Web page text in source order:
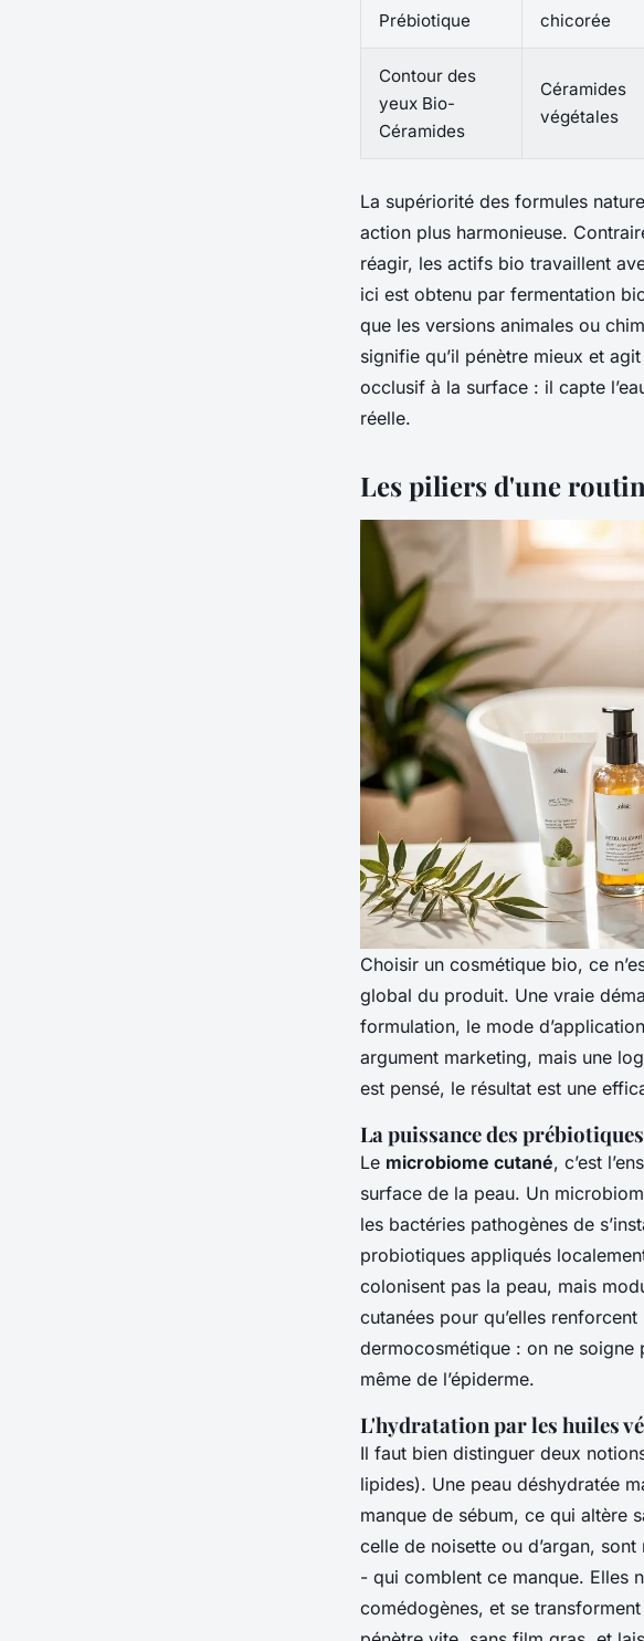
Prébiotique
chicorée
Contour des
yeux Bio-
Céramides
Céramides
végétales
La supériorité des formules
action plus harmonieuse.
réagir, les actifs bio travaillent
ici est obtenu par fermentation
que les versions animales ou
signifie qu’il pénètre mieux et
occlusif à la surface : il capte
réelle.
Les piliers d'une
Choisir un cosmétique bio, ce
global du produit. Une vraie
formulation, le mode
argument marketing, mais une
est pensé, le résultat est une
La puissance des
Le microbiome cutané, c’est
surface de la peau. Un
les bactéries pathogènes de
probiotiques appliqués
colonisent pas la peau, mais
cutanées pour qu’elles
dermocosmétique : on ne soigne
même de l’épiderme.
L'hydratation par les huiles
Il faut bien distinguer deux
lipides). Une peau déshydratée
manque de sébum, ce qui altère
celle de noisette ou d’argan, sont
- qui comblent ce manque. Elles
comédogènes, et se